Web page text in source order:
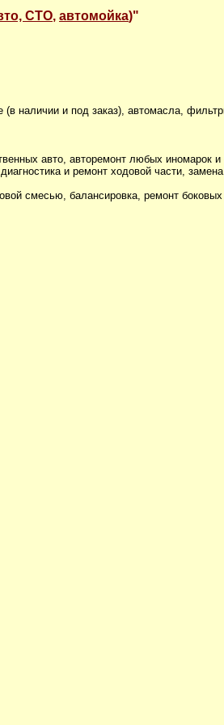
СТО, автомойка)"
(в наличии и под заказ), автомасла,
авто, авторемонт любых иномарок и
и ремонт ходовой части,
смесью, балансировка, ремонт боковых